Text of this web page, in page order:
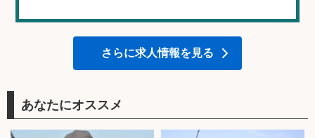
さらに求人情報を見る
あなたにオススメ